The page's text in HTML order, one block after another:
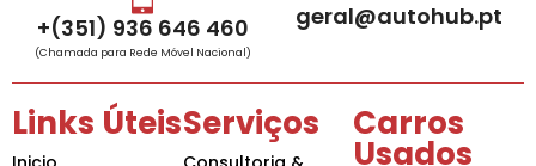
+(351) 936 646 460
(Chamada para Rede Móvel Nacional)
geral@autohub.pt
Links ÚteisServiços Carros
Usados